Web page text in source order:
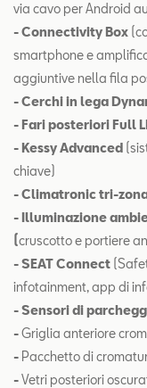
via cavo per Android
- Connectivity Box
smartphone e
aggiuntive nella fila
- Cerchi in lega
- Fari posteriori Full
- Kessy Advanced
chiave)
- Climatronic tri-
- Illuminazione
(cruscotto e portiere
- SEAT Connect
infotainment, app di
- Sensori di
-Griglia anteriore
- Pacchetto di
-Vetri posteriori